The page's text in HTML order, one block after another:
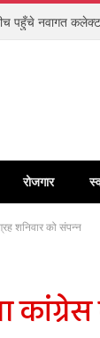
रोजगार
शनिवार को संपन्न